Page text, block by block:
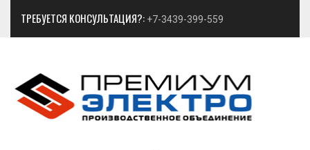
ТРЕБУЕТСЯ КОНСУЛЬТАЦИЯ?: +7-3439-399-559